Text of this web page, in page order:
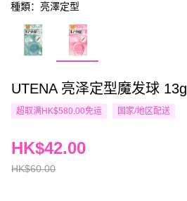
種類：亮澤定型
UTENA 亮泽定型魔发球 13g
超取满HK$580.00免运 国家/地区配送
HK$60.00
HK$42.00